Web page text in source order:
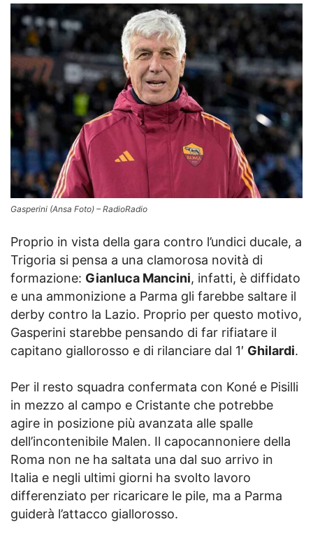
Gasperini (Ansa Foto) – RadioRadio
Proprio in vista della gara contro l’undici ducale, a
Trigoria si pensa a una clamorosa novità di
formazione: Gianluca Mancini, infatti, è diffidato
e una ammonizione a Parma gli farebbe saltare il
derby contro la Lazio. Proprio per questo motivo,
Gasperini starebbe pensando di far rifiatare il
capitano giallorosso e di rilanciare dal 1′ Ghilardi.
Per il resto squadra confermata con Koné e Pisilli
in mezzo al campo e Cristante che potrebbe
agire in posizione più avanzata alle spalle
dell’incontenibile Malen. Il capocannoniere della
Roma non ne ha saltata una dal suo arrivo in
Italia e negli ultimi giorni ha svolto lavoro
differenziato per ricaricare le pile, ma a Parma
guiderà l’attacco giallorosso.